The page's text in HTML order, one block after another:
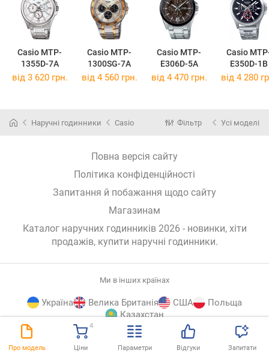
Про модель Ціни
4
Параметри Відгуки Запитати
Casio MTP-
1355D-7A
Casio MTP-
1300SG-7A
Casio MTP-
E306D-5A
Casio
E350D-1B
від 3 620 грн. від 4 560 грн. від 4 470 грн. від 4 280
Наручні годинники Casio Фільтр Усі моделі
Повна версія сайту
Політика конфіденційності
Запитання й побажання щодо сайту
Магазинам
Каталог наручних годинників 2026 - новинки, хіти
продажів, купити наручні годинники.
Ми в інших країнах
Україна Велика Британія США
Польща
Казахстан
Katalog
© E-Katalog, 2026 ВГОРУ